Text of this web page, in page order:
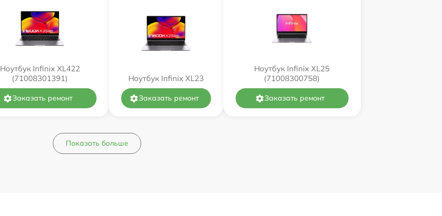
Ноутбук Infinix XL422
(71008301391)
Заказать ремонт
Ноутбук Infinix XL23
Заказать ремонт
Ноутбук Infinix XL25
(71008300758)
Заказать ремонт
Показать больше